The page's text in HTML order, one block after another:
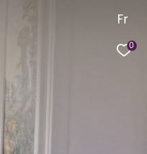
Fr
0